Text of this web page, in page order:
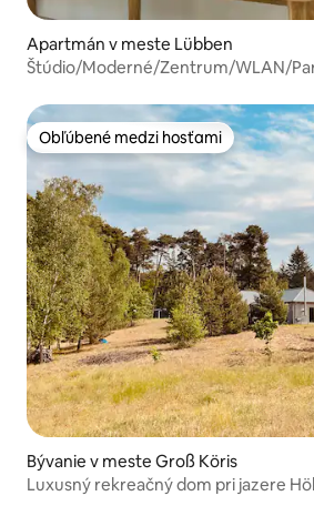
Apartmán v meste Lübben
Štúdio/Moderné/Zentrum/WLAN/
Obľúbené medzi hosťami
Obľúbené medzi hosťami
Bývanie v meste Groß Köris
Luxusný rekreačný dom pri jazere